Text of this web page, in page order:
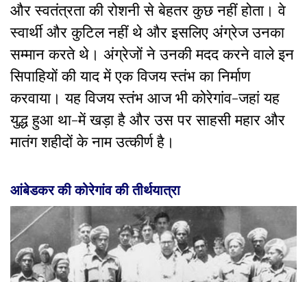
और स्वतंत्रता की रोशनी से बेहतर कुछ नहीं होता। वे
स्वार्थी और कुटिल नहीं थे और इसलिए अंग्रेज उनका
सम्मान करते थे। अंग्रेजों ने उनकी मदद करने वाले इन
सिपाहियों की याद में एक विजय स्तंभ का निर्माण
करवाया। यह विजय स्तंभ आज भी कोरेगांव-जहां यह
युद्ध हुआ था-में खड़ा है और उस पर साहसी महार और
मातंग शहीदों के नाम उत्कीर्ण है।
आंबेडकर की कोरेगांव की तीर्थयात्रा